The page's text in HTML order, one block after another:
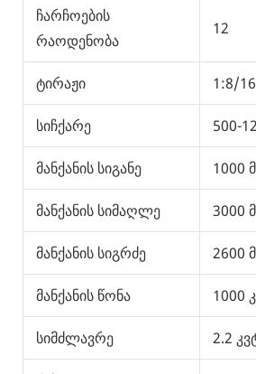
ჩარჩოების
რაოდენობა
12
ტირაჟი 1:8/
სიჩქარე 500-
მანქანის სიგანე 1000
მანქანის სიმაღლე 3000
მანქანის სიგრძე 2600
მანქანის წონა 1000
სიმძლავრე 2.2